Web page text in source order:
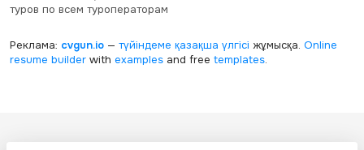
туров по всем туроператорам
Реклама: cvgun.io— түйіндеме қазақша үлгісі жұмысқа. Online
resume builderwith examplesand free templates.